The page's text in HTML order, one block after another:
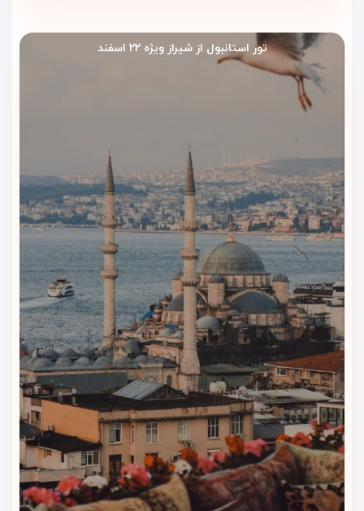
تور استانبول از شیراز ویژه ۲۲ اسفند